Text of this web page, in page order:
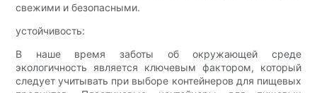
свежими и безопасными.
устойчивость:
В наше время заботы об окружающей среде
экологичность является ключевым фактором, который
следует учитывать при выборе контейнеров для пищевых